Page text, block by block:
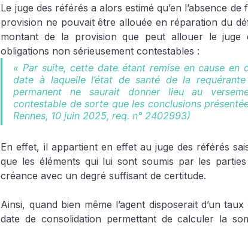
Le juge des référés a alors estimé qu’en l’absence
provision ne pouvait être allouée en réparation du
montant de la provision que peut allouer le
obligations non sérieusement contestables :
« Par suite, cette date étant remise en cause en
date à laquelle l’état de santé de la
permanent ne saurait donner lieu au
contestable de sorte que les conclusions
Rennes, 10 juin 2025, req. n° 2402993)
En effet, il appartient en effet au juge des référés
que les éléments qui lui sont soumis par les parties
créance avec un degré suffisant de certitude.
Ainsi, quand bien même l’agent disposerait d’un
date de consolidation permettant de calculer la